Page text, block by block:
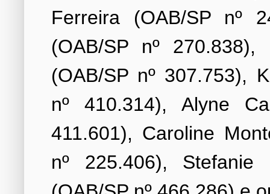
Ferreira (OAB/SP nº
(OAB/SP nº
(OAB/SP nº 307.753),
nº 410.314), Alyne
411.601), Caroline
nº 225.406),